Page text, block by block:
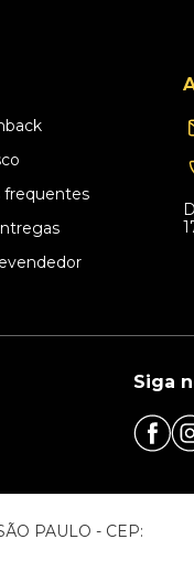
frequentes
Siga
PAULO - CEP: